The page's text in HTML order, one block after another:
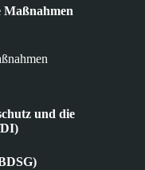
Maßnahmen
und die